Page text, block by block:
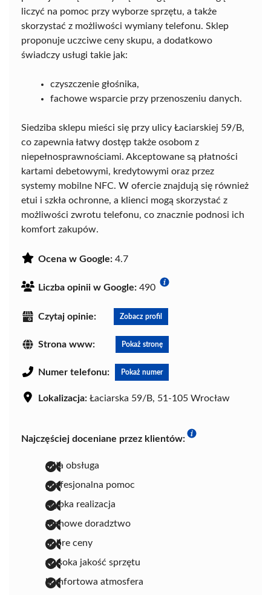
liczyć na pomoc przy wyborze sprzętu, a także
skorzystać z możliwości wymiany telefonu. Sklep
proponuje uczciwe ceny skupu, a dodatkowo
świadczy usługi takie jak:
czyszczenie głośnika,
fachowe wsparcie przy przenoszeniu danych.
Siedziba sklepu mieści się przy ulicy Łaciarskiej 59/B,
co zapewnia łatwy dostęp także osobom z
niepełnosprawnościami. Akceptowane są płatności
kartami debetowymi, kredytowymi oraz przez
systemy mobilne NFC. W ofercie znajdują się również
etui i szkła ochronne, a klienci mogą skorzystać z
możliwości zwrotu telefonu, co znacznie podnosi ich
komfort zakupów.
Ocena w Google: 4.7
Liczba opinii w Google: 490
Czytaj opinie: Zobacz profil
Strona www: Pokaż stronę
Numer telefonu: Pokaż numer
Lokalizacja: Łaciarska 59/B, 51-105 Wrocław
Najczęściej doceniane przez klientów:
miła obsługa
profesjonalna pomoc
szybka realizacja
fachowe doradztwo
dobre ceny
wysoka jakość sprzętu
komfortowa atmosfera